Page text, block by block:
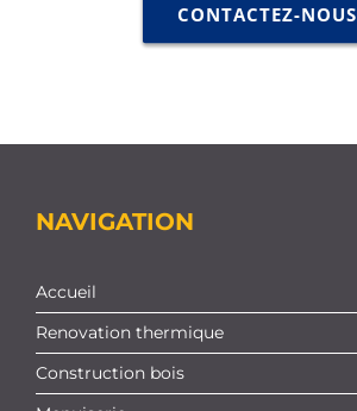
CONTACTEZ-NOUS
NAVIGATION
Accueil
Renovation thermique
Construction bois